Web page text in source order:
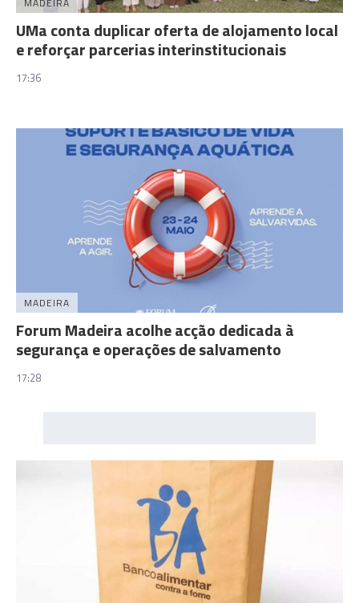
UMa conta duplicar oferta de alojamento local
e reforçar parcerias interinstitucionais
17:36
MADEIRA
Forum Madeira acolhe acção dedicada à
segurança e operações de salvamento
17:28